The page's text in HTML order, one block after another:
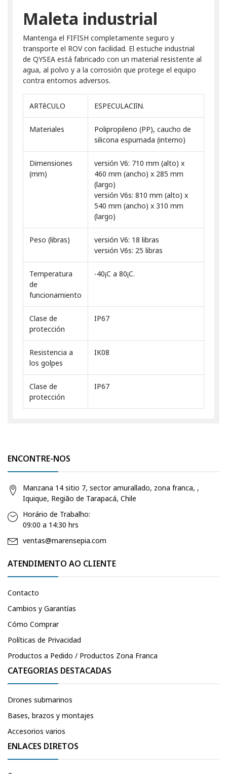
Maleta industrial
Mantenga el FIFISH completamente seguro y
transporte el ROV con facilidad. El estuche industrial
de QYSEA está fabricado con un material resistente al
agua, al polvo y a la corrosión que protege el equipo
contra entornos adversos.
ARTêCULO ESPECULACIîN.
Materiales
Polipropileno (PP), caucho de
silicona espumada (interno)
Dimensiones
(mm)
versión V6: 710 mm (alto) x
460 mm (ancho) x 285 mm
(largo)
versión V6s: 810 mm (alto) x
540 mm (ancho) x 310 mm
(largo)
Peso (libras)
versión V6: 18 libras
versión V6s: 25 libras
Temperatura
de
funcionamiento
-40¡C a 80¡C.
Clase de
protección
IP67
Resistencia a
los golpes
IK08
Clase de
protección
IP67
ENCONTRE-NOS
Manzana 14 sitio 7, sector amurallado, zona franca, ,
Iquique, Região de Tarapacá, Chile
Horário de Trabalho:
09:00 a 14:30 hrs
ventas@marensepia.com
ATENDIMENTO AO CLIENTE
Contacto
Cambios y Garantías
Cómo Comprar
Políticas de Privacidad
Productos a Pedido / Productos Zona Franca
CATEGORIAS DESTACADAS
Drones submarinos
Bases, brazos y montajes
Accesorios varios
ENLACES DIRETOS